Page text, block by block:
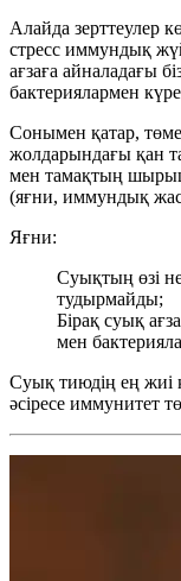
Алайда зерттеулер
стресс иммундық
ағзаға айналадағы
бактериялармен
Сонымен қатар,
жолдарындағы қан
мен тамақтың
(яғни, иммундық
Яғни:
Суықтың өзі
тудырмайды;
Бірақ суық
мен
Суық тиюдің ең жиі
әсіресе иммунитет